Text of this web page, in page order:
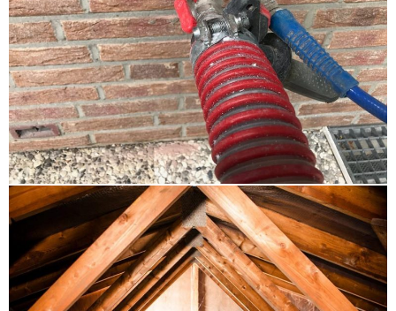
Gebäudedämmung Pinneberg,Dachdämmung
Neustadt in Holstein,Fußbodendämmung Altenholz,
Einblasen Lütjenburg,Einblasdämmung Ammersbek,
Zellulosedämmung Altenholz,Dachbodendämmung
Schleswig Holstein,Steicozell Tangstedt,Supafil
Büchen,Untersparrendämmung Stockelsdorf,
Wärmedämmung Neumünster Boostedt,
Altbaudämmung Lübeck,Altbaudämmung Malente,
Innendämmung Oststeinbek Barsbüttel